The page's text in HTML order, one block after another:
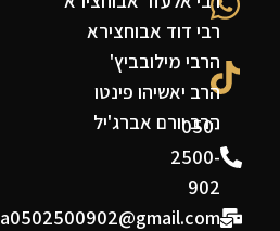
050-
2500-
902
a0502500902@gmail.com
רבי דוד אבוחצירא
הרבי מילובביץ'
הרב יאשיהו פינטו
הרב יורם אברג'יל